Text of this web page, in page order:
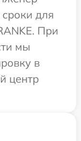
для
При
мы
в
центр